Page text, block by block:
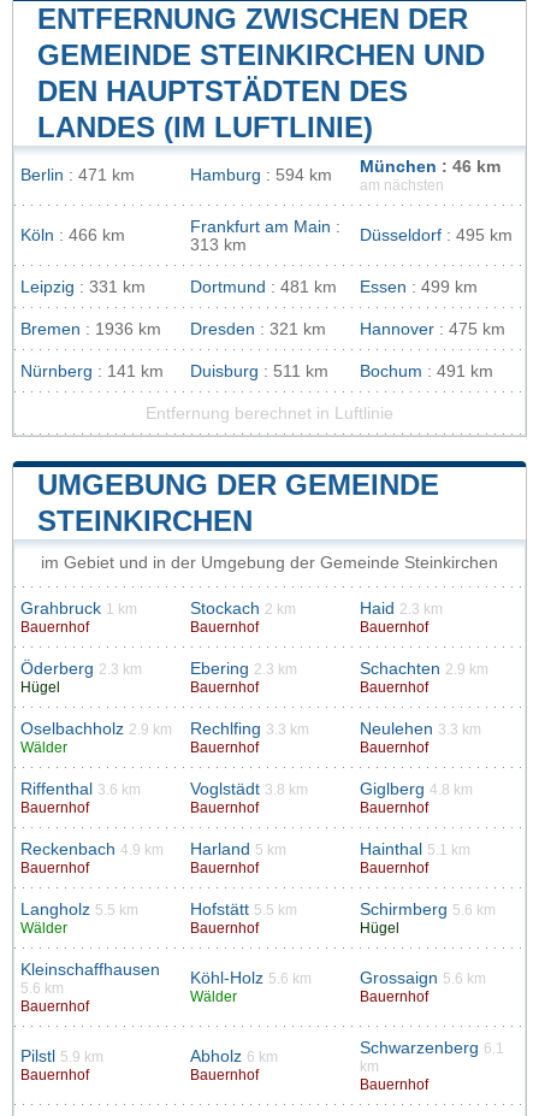
ENTFERNUNG ZWISCHEN DER
GEMEINDE STEINKIRCHEN UND
DEN HAUPTSTÄDTEN DES
LANDES (IM LUFTLINIE)
Berlin : 471 km Hamburg : 594 km München : 46 km
am nächsten
Köln : 466 km Frankfurt am Main :
313 km
Düsseldorf : 495 km
Leipzig : 331 km Dortmund : 481 km Essen : 499 km
Bremen : 1936 km Dresden : 321 km Hannover : 475 km
Nürnberg : 141 km Duisburg : 511 km Bochum : 491 km
Entfernung berechnet in Luftlinie
UMGEBUNG DER GEMEINDE
STEINKIRCHEN
im Gebiet und in der Umgebung der Gemeinde Steinkirchen
Grahbruck 1 km
Bauernhof
Stockach 2 km
Bauernhof
Haid 2.3 km
Bauernhof
Öderberg 2.3 km
Hügel
Ebering 2.3 km
Bauernhof
Schachten 2.9 km
Bauernhof
Oselbachholz 2.9 km
Wälder
Rechlfing 3.3 km
Bauernhof
Neulehen 3.3 km
Bauernhof
Riffenthal
3.6 km
Bauernhof
Voglstädt 3.8 km
Bauernhof
Giglberg 4.8 km
Bauernhof
Reckenbach 4.9 km
Bauernhof
Harland 5 km
Bauernhof
Hainthal
5.1 km
Bauernhof
Langholz 5.5 km
Wälder
Hofstätt 5.5 km
Bauernhof
Schirmberg 5.6 km
Hügel
Kleinschaffhausen
5.6 km
Bauernhof
Köhl-Holz 5.6 km
Wälder
Grossaign 5.6 km
Bauernhof
Pilstl
5.9 km
Bauernhof
Abholz 6 km
Bauernhof
Schwarzenberg 6.1
km
Bauernhof